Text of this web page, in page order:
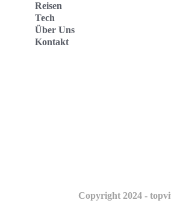
Reisen
Tech
Über Uns
Kontakt
Copyright 2024 -